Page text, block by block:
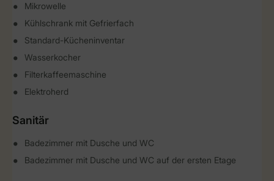
Mikrowelle
Kühlschrank mit Gefrierfach
Standard-Kücheninventar
Wasserkocher
Filterkaffeemaschine
Elektroherd
Sanitär
Badezimmer mit Dusche und WC
Badezimmer mit Dusche und WC auf der ersten Etage